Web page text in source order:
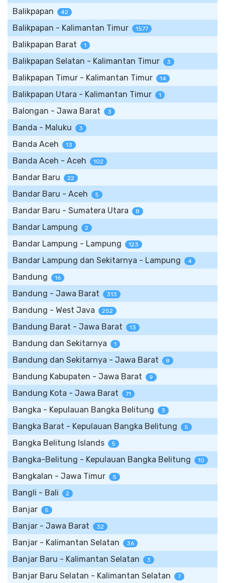
Balikpapan 42
Balikpapan - Kalimantan Timur 1577
Balikpapan Barat 1
Balikpapan Selatan - Kalimantan Timur 3
Balikpapan Timur - Kalimantan Timur 14
Balikpapan Utara - Kalimantan Timur 1
Balongan - Jawa Barat 3
Banda - Maluku 3
Banda Aceh 13
Banda Aceh - Aceh 102
Bandar Baru 22
Bandar Baru - Aceh 5
Bandar Baru - Sumatera Utara 8
Bandar Lampung 2
Bandar Lampung - Lampung 123
Bandar Lampung dan Sekitarnya - Lampung 4
Bandung 16
Bandung - Jawa Barat 313
Bandung - West Java 252
Bandung Barat - Jawa Barat 13
Bandung dan Sekitarnya 1
Bandung dan Sekitarnya - Jawa Barat 8
Bandung Kabupaten - Jawa Barat 9
Bandung Kota - Jawa Barat 71
Bangka - Kepulauan Bangka Belitung 3
Bangka Barat - Kepulauan Bangka Belitung 5
Bangka Belitung Islands 5
Bangka-Belitung - Kepulauan Bangka Belitung 10
Bangkalan - Jawa Timur 5
Bangli - Bali 2
Banjar 5
Banjar - Jawa Barat 32
Banjar - Kalimantan Selatan 36
Banjar Baru - Kalimantan Selatan 3
Banjar Baru Selatan - Kalimantan Selatan 7